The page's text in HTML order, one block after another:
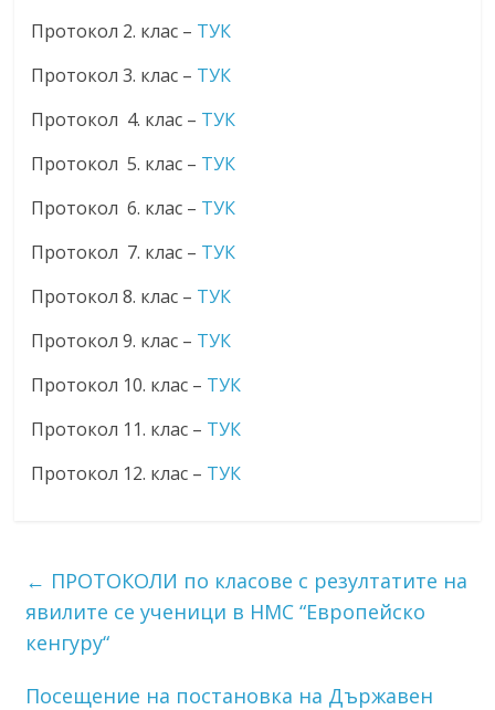
Протокол 2. клас – ТУК
Протокол 3. клас – ТУК
Протокол 4. клас – ТУК
Протокол 5. клас – ТУК
Протокол 6. клас – ТУК
Протокол 7. клас – ТУК
Протокол 8. клас – ТУК
Протокол 9. клас – ТУК
Протокол 10. клас – ТУК
Протокол 11. клас – ТУК
Протокол 12. клас – ТУК
← ПРОТОКОЛИ по класове с резултатите на
явилите се ученици в НМС “Европейско
кенгуру“
Посещение на постановка на Държавен